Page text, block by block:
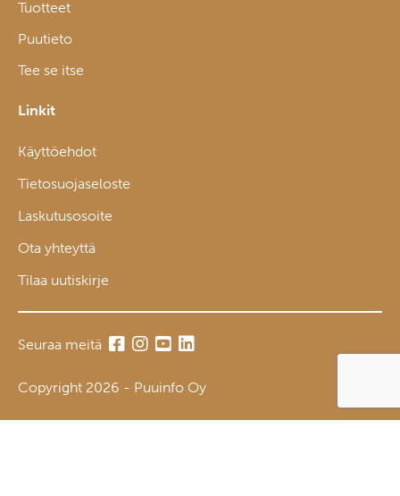
Tuotteet
Puutieto
Tee se itse
Linkit
Käyttöehdot
Tietosuojaseloste
Laskutusosoite
Ota yhteyttä
Tilaa uutiskirje
Seuraa meitä
Copyright 2026 - Puuinfo Oy